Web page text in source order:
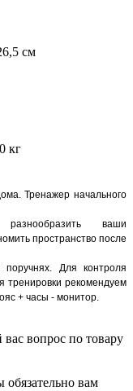
см
кг
Тренажер начального
ваши
пространство после
Для контроля
рекомендуем
+ часы - монитор.
вопрос по товару
вам